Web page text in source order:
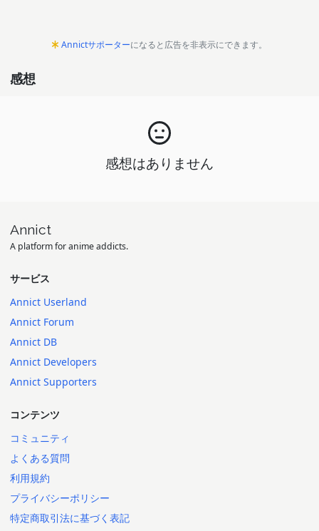
Annictサポーターになると広告を非表示にできます。
感想
感想はありません
Annict
A platform for anime addicts.
サービス
Annict Userland
Annict Forum
Annict DB
Annict Developers
Annict Supporters
コンテンツ
コミュニティ
よくある質問
利用規約
プライバシーポリシー
特定商取引法に基づく表記